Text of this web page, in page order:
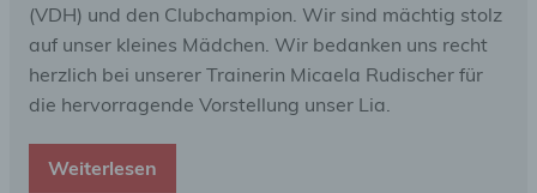
(VDH) und den Clubchampion. Wir sind mächtig stolz
auf unser kleines Mädchen. Wir bedanken uns recht
herzlich bei unserer Trainerin Micaela Rudischer für
die hervorragende Vorstellung unser Lia.
Weiterlesen